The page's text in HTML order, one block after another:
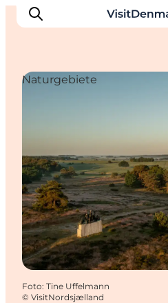
Erlebnisse
Unterkünfte
Reiseplanung
Naturgebiete
Foto: Tine Uffelmann
© VisitNordsjælland